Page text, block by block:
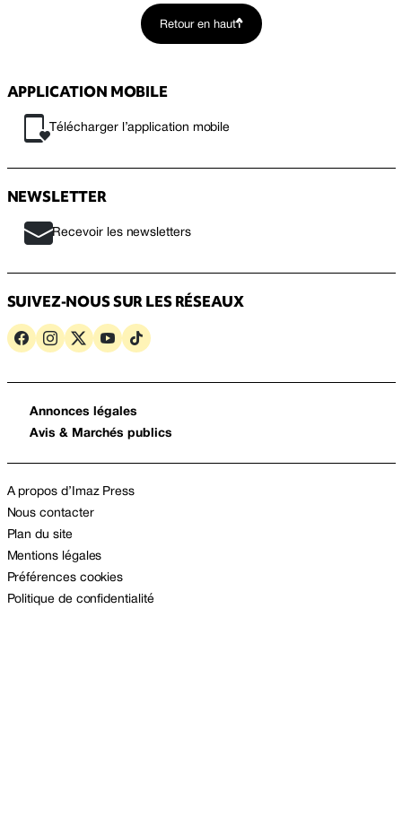
Retour en haut
APPLICATION MOBILE
Télécharger l’application mobile
NEWSLETTER
Recevoir les newsletters
SUIVEZ-NOUS SUR LES RÉSEAUX
Annonces légales
Avis & Marchés publics
A propos d’Imaz Press
Nous contacter
Plan du site
Mentions légales
Préférences cookies
Politique de confidentialité